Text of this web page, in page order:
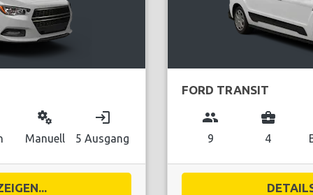
miscellaneous_services
Manuell
login
5 Ausgang
FORD TRANSIT
group
9
business_center
4